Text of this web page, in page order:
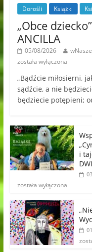
Dorośli Książki
„Obce
ANCILLA
05/08/2026
została wyłączona
„Bądźcie miłosierni,
sądźcie, a nie
będziecie potępieni;
i
została wyłączona